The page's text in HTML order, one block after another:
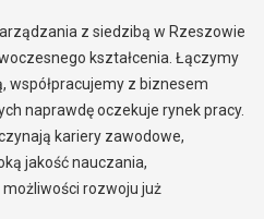
z siedzibą w Rzeszowie
kształcenia. Łączymy
współpracujemy z biznesem
naprawdę oczekuje rynek pracy.
kariery zawodowe,
jakość nauczania,
rozwoju już